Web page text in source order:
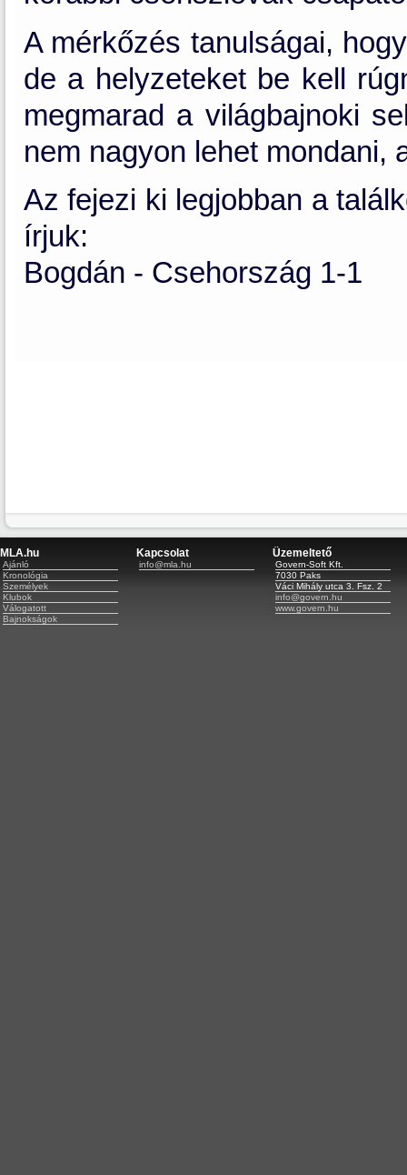
A mérkőzés tanulságai,
de a helyzeteket be kell
megmarad a világbajnoki
nem nagyon lehet mondani,
Az fejezi ki legjobban a
írjuk:
Bogdán - Csehország 1-1
MLA.hu
Ajánló
Kronológia
Személyek
Klubok
Válogatott
Bajnokságok
Kapcsolat
info@mla.hu
Üzemeltető
Govern-Soft Kft.
7030 Paks
Váci Mihály utca 3. Fsz. 2
info@govern.hu
www.govern.hu